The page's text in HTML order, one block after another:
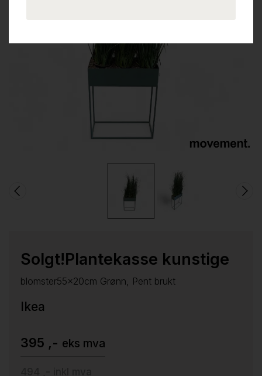
Solgt!Plantekasse kunstige
blomster55x20cm Grønn, Pent brukt
Ikea
395 ,- eks mva